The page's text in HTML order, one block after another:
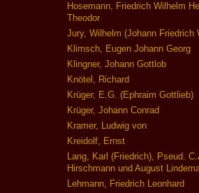
Hosemann, Friedrich Wilhelm
Theodor
Jury, Wilhelm (Johann Friedrich
Klimsch, Eugen Johann Georg
Klingner, Johann Gottlob
Knötel, Richard
Krüger, E.G. (Ephraim Gottlieb)
Krüger, Johann Conrad
Kramer, Ludwig von
Kreidolf, Ernst
Lang, Karl (Friedrich), Pseud.
Hirschmann und August
Lehmann, Friedrich Leonhard